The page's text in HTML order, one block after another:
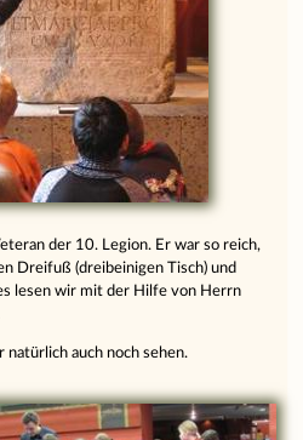
der 10. Legion. Er war so reich,
Dreifuß (dreibeinigen Tisch) und
lesen wir mit der Hilfe von Herrn
auch noch sehen.